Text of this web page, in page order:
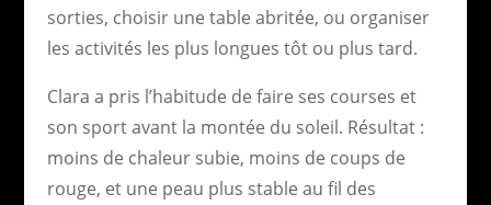
sorties, choisir une table abritée, ou organiser
les activités les plus longues tôt ou plus tard.
Clara a pris l’habitude de faire ses courses et
son sport avant la montée du soleil. Résultat :
moins de chaleur subie, moins de coups de
rouge, et une peau plus stable au fil des